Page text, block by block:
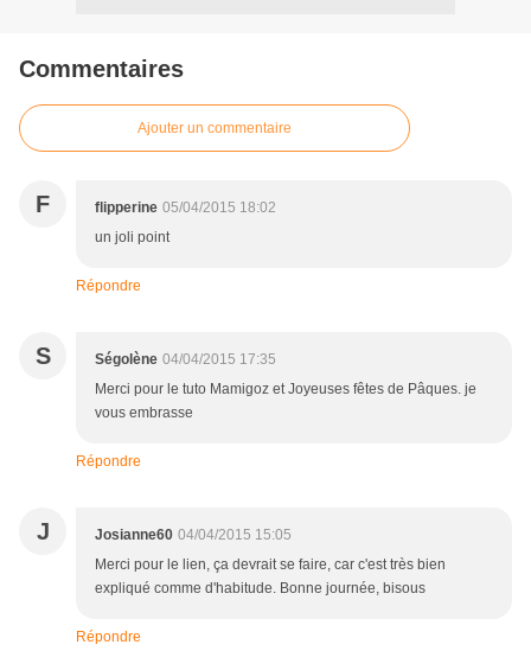
Commentaires
Ajouter un commentaire
F flipperine 05/04/2015 18:02
un joli point
Répondre
S Ségolène 04/04/2015 17:35
Merci pour le tuto Mamigoz et Joyeuses fêtes de Pâques. je
vous embrasse
Répondre
J Josianne60 04/04/2015 15:05
Merci pour le lien, ça devrait se faire, car c'est très bien
expliqué comme d'habitude. Bonne journée, bisous
Répondre